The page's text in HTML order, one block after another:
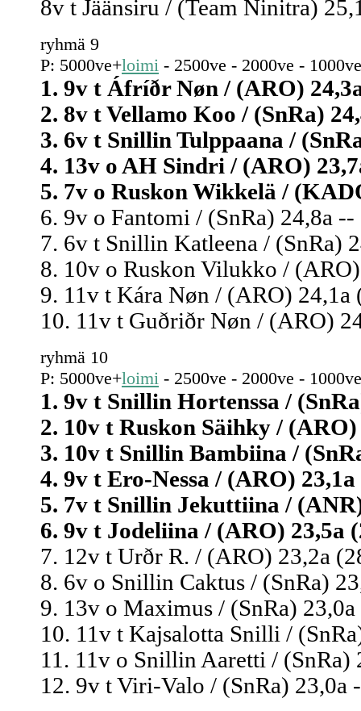
8v t Jäänsiru / (Team Ninitra)
ryhmä 9
P: 5000ve+loimi - 2500ve - 2000ve -
1. 9v t Áfríðr Nøn / (ARO)
2. 8v t Vellamo Koo / (SnRa)
3. 6v t Snillin Tulppaana /
4. 13v o AH Sindri / (ARO)
5. 7v o Ruskon Wikkelä /
6. 9v o Fantomi / (SnRa) 24,8a
7. 6v t Snillin Katleena / (SnRa)
8. 10v o Ruskon Vilukko /
9. 11v t Kára Nøn / (ARO) 24,1a
10. 11v t Guðriðr Nøn / (ARO)
ryhmä 10
P: 5000ve+loimi - 2500ve - 2000ve -
1. 9v t Snillin Hortenssa /
2. 10v t Ruskon Säihky /
3. 10v t Snillin Bambiina /
4. 9v t Ero-Nessa / (ARO)
5. 7v t Snillin Jekuttiina /
6. 9v t Jodeliina / (ARO) 23,5a
7. 12v t Urðr R. / (ARO) 23,2a
8. 6v o Snillin Caktus / (SnRa)
9. 13v o Maximus / (SnRa)
10. 11v t Kajsalotta Snilli /
11. 11v o Snillin Aaretti / (SnRa)
12. 9v t Viri-Valo / (SnRa) 23,0a